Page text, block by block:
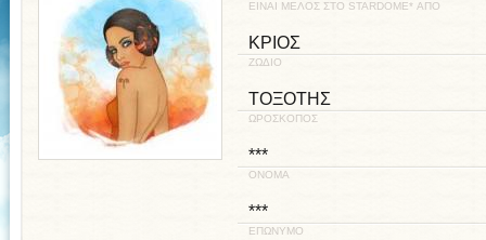
ΕΙΝΑΙ ΜΕΛΟΣ ΣΤΟ STARDOME* ΑΠΟ
ΚΡΙΟΣ
ΖΩΔΙΟ
ΤΟΞΟΤΗΣ
ΩΡΟΣΚΟΠΟΣ
***
ΟΝΟΜΑ
***
ΕΠΩΝΥΜΟ